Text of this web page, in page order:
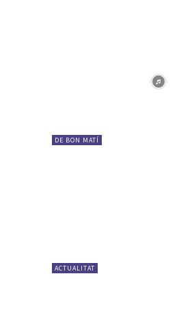
DE BON MATÍ
ACTUALITAT